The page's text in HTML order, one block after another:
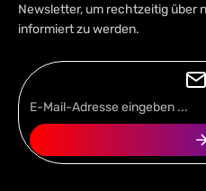
Newsletter, um rechtzeitig über
informiert zu werden.